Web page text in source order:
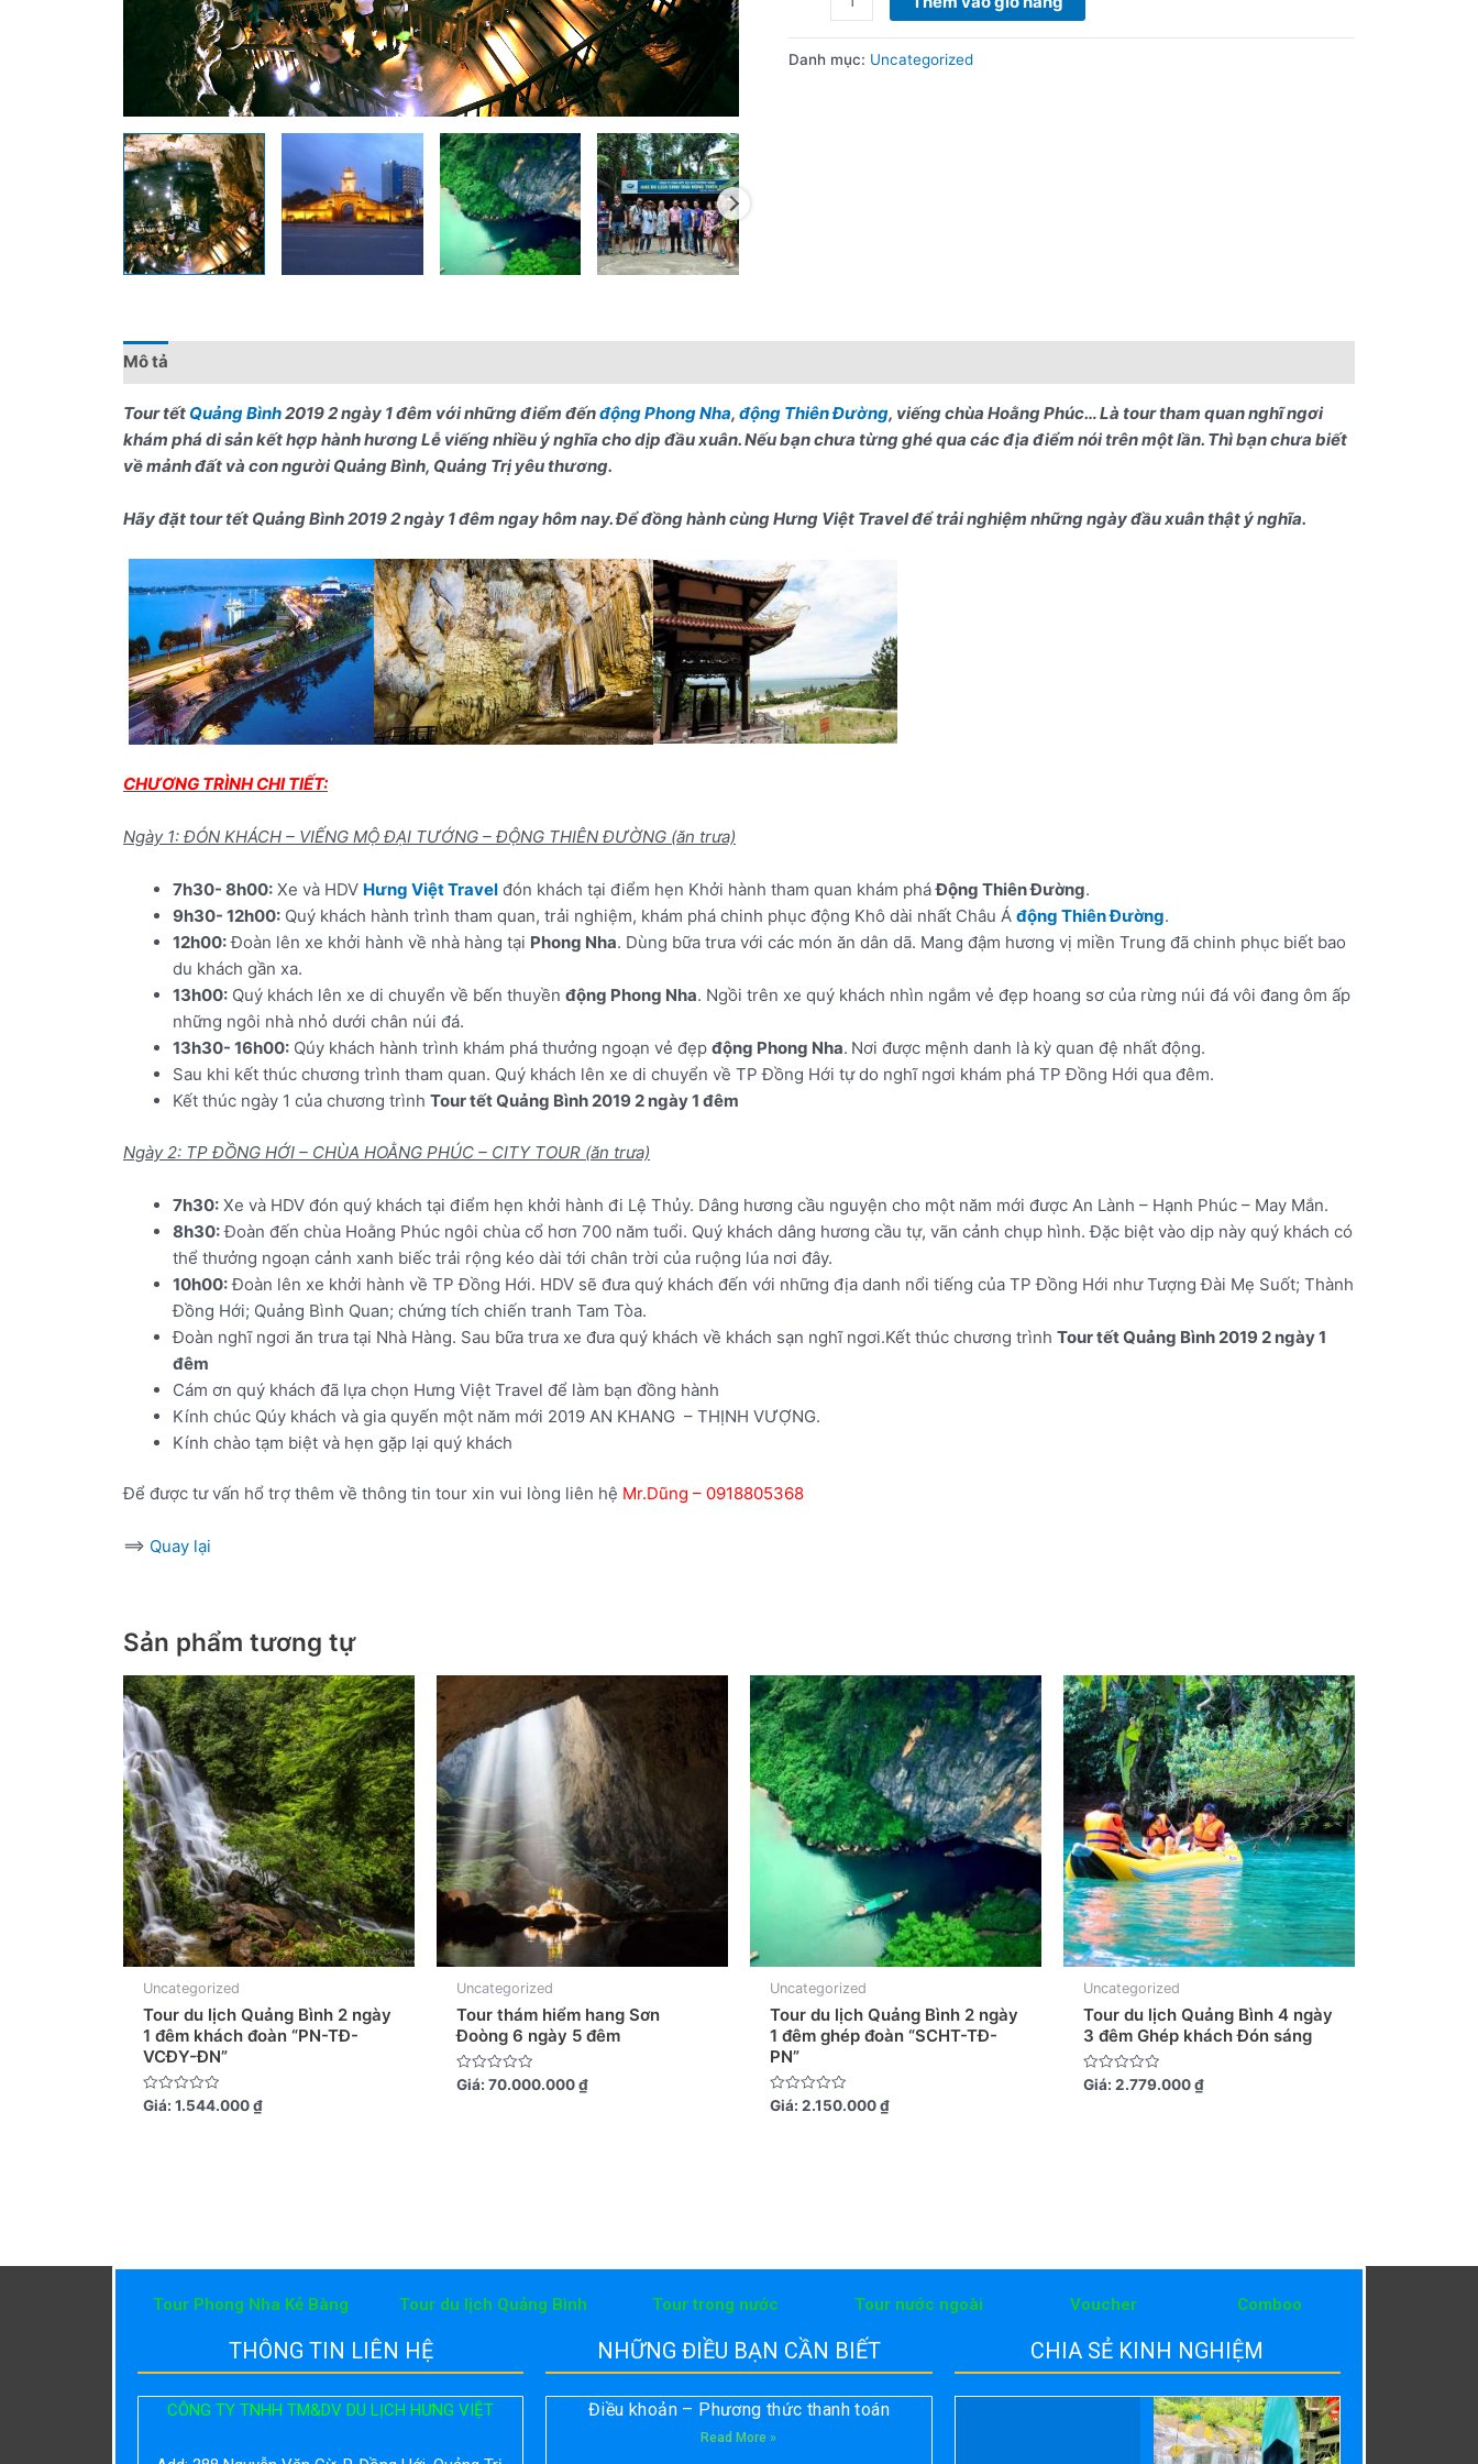
Danh mục: Uncategorized
Mô tả
Tour tết Quảng Bình2019 2 ngày 1 đêm với những điểm đếnđộng Phong Nha, động Thiên Đường, viếng chùa Hoằng Phúc… Là tour tham quan nghĩ ngơi
khám phá di sản kết hợp hành hương Lễ viếng nhiều ý nghĩa cho dịp đầu xuân. Nếu bạn chưa từng ghé qua các địa điểm nói trên một lần. Thì bạn chưa biết
về mảnh đất và con người Quảng Bình, Quảng Trị yêu thương.
Hãy đặt tour tết Quảng Bình 2019 2 ngày 1 đêm ngay hôm nay. Để đồng hành cùng Hưng Việt Travel để trải nghiệm những ngày đầu xuân thật ý nghĩa.
CHƯƠNG TRÌNH CHI TIẾT:
Ngày 1: ĐÓN KHÁCH – VIẾNG MỘ ĐẠI TƯỚNG – ĐỘNG THIÊN ĐƯỜNG (ăn trưa)
7h30- 8h00: Xe và HDV Hưng Việt Travel đón khách tại điểm hẹn Khởi hành tham quan khám pháĐộng Thiên Đường.
9h30- 12h00: Quý khách hành trình tham quan, trải nghiệm, khám phá chinh phục động Khô dài nhất Châu Á động Thiên Đường.
12h00:Đoàn lên xe khởi hành về nhà hàng tại Phong Nha. Dùng bữa trưa với các món ăn dân dã. Mang đậm hương vị miền Trung đã chinh phục biết bao
du khách gần xa.
13h00: Quý khách lên xe di chuyển về bến thuyền động Phong Nha. Ngồi trên xe quý khách nhìn ngắm vẻ đẹp hoang sơ của rừng núi đá vôi đang ôm ấp
những ngôi nhà nhỏ dưới chân núi đá.
13h30- 16h00: Qúy khách hành trình khám phá thưởng ngoạn vẻ đẹp động Phong Nha. Nơi được mệnh danh là kỳ quan đệ nhất động.
Sau khi kết thúc chương trình tham quan. Quý khách lên xe di chuyển về TP Đồng Hới tự do nghĩ ngơi khám phá TP Đồng Hới qua đêm.
Kết thúc ngày 1 của chương trình Tour tết Quảng Bình 2019 2 ngày 1 đêm
Ngày 2: TP ĐỒNG HỚI – CHÙA HOẰNG PHÚC – CITY TOUR (ăn trưa)
7h30: Xe và HDV đón quý khách tại điểm hẹn khởi hành đi Lệ Thủy. Dâng hương cầu nguyện cho một năm mới được An Lành – Hạnh Phúc – May Mắn.
8h30:Đoàn đến chùa Hoằng Phúc ngôi chùa cổ hơn 700 năm tuổi. Quý khách dâng hương cầu tự, vãn cảnh chụp hình. Đặc biệt vào dịp này quý khách có
thể thưởng ngoạn cảnh xanh biếc trải rộng kéo dài tới chân trời của ruộng lúa nơi đây.
10h00:Đoàn lên xe khởi hành về TP Đồng Hới. HDV sẽ đưa quý khách đến với những địa danh nổi tiếng của TP Đồng Hới như Tượng Đài Mẹ Suốt; Thành
Đồng Hới; Quảng Bình Quan; chứng tích chiến tranh Tam Tòa.
Đoàn nghĩ ngơi ăn trưa tại Nhà Hàng. Sau bữa trưa xe đưa quý khách về khách sạn nghĩ ngơi.Kết thúc chương trình Tour tết Quảng Bình 2019 2 ngày 1
đêm
Cám ơn quý khách đã lựa chọn Hưng Việt Travel để làm bạn đồng hành
Kính chúc Qúy khách và gia quyến một năm mới 2019 AN KHANG – THỊNH VƯỢNG.
Kính chào tạm biệt và hẹn gặp lại quý khách
Để được tư vấn hổ trợ thêm về thông tin tour xin vui lòng liên hệ Mr.Dũng – 0918805368
==> Quay lại
Sản phẩm tương tự
Uncategorized
Tour du lịch Quảng Bình 2 ngày
1 đêm khách đoàn “PN-TĐ-
VCĐY-ĐN”
Được
xếp
Giá: 1.544.000₫
Uncategorized
Tour thám hiểm hang Sơn
Đoòng 6 ngày 5 đêm
Được
xếp
Giá: 70.000.000₫
Uncategorized
Tour du lịch Quảng Bình 2 ngày
1 đêm ghép đoàn “SCHT-TĐ-
PN”
Được
xếp
Giá: 2.150.000₫
Uncategorized
Tour du lịch Quảng Bình 4 ngày
3 đêm Ghép khách Đón sáng
Được
xếp
Giá: 2.779.000₫
Tour Phong Nha Kẻ Bàng Tour du lịch Quảng Bình Tour trong nước Tour nước ngoài Voucher Comboo
THÔNG TIN LIÊN HỆ
CÔNG TY TNHH TM&DV DU LỊCH HƯNG VIỆT
NHỮNG ĐIỀU BẠN CẦN BIẾT
Điều khoản – Phương thức thanh toán
Read More »
CHIA SẺ KINH NGHIỆM